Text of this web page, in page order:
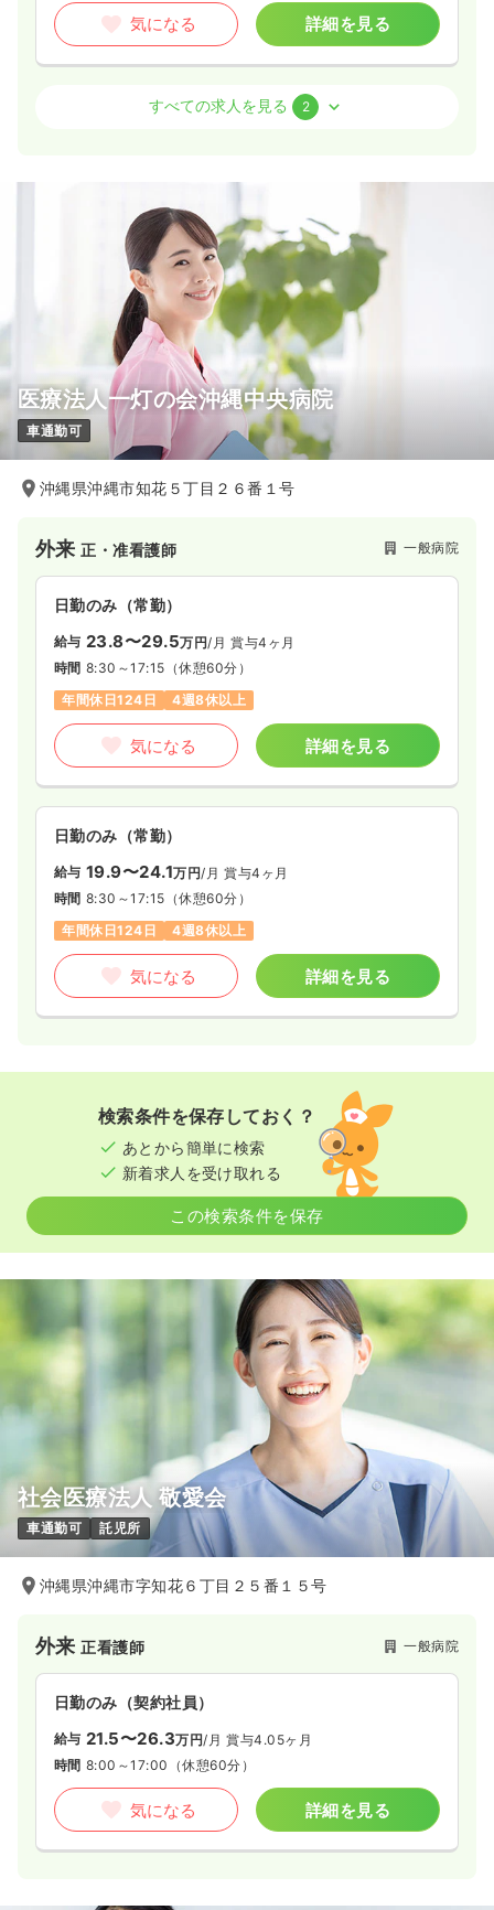
気になる 詳細を見る
正看護師 / 管理職
※経験28年の例
8:30～17:30
月給39万円以上可
気になる 詳細を見る
外来正・准看護師
日勤のみ（常勤）
給与 21.5万円/月 賞与2回
※経験7年の例
日祝休み
月給23万円以上可
気になる
すべての求人を見る 2
医療法人一灯の会沖縄中央病院
車通勤可
沖縄県沖縄市知花５丁目２６番１号
外来正・准看護師 一般病院
日勤のみ（常勤）
給与 23.8〜29.5万円/月 賞与4ヶ月
時間 8:30～17:15 （休憩60分）
年間休日124日
4週8休以上
気になる 詳細を見る
日勤のみ（常勤）
給与 19.9〜24.1万円/月 賞与4ヶ月
時間 8:30～17:15 （休憩60分）
年間休日124日
4週8休以上
気になる 詳細を見る
検索条件を保存しておく？
あとから簡単に検索
新着求人を受け取れる
この検索条件を保存
社会医療法人 敬愛会
車通勤可 託児所
沖縄県沖縄市字知花６丁目２５番１５号
外来正看護師 一般病院
日勤のみ（契約社員）
給与 21.5〜26.3万円/月 賞与4.05ヶ月
時間 8:00～17:00 （休憩60分）
気になる 詳細を見る